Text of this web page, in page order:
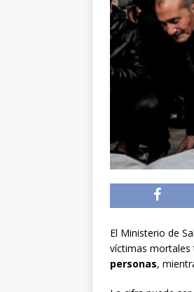
El Ministerio de
víctimas mortales
personas,